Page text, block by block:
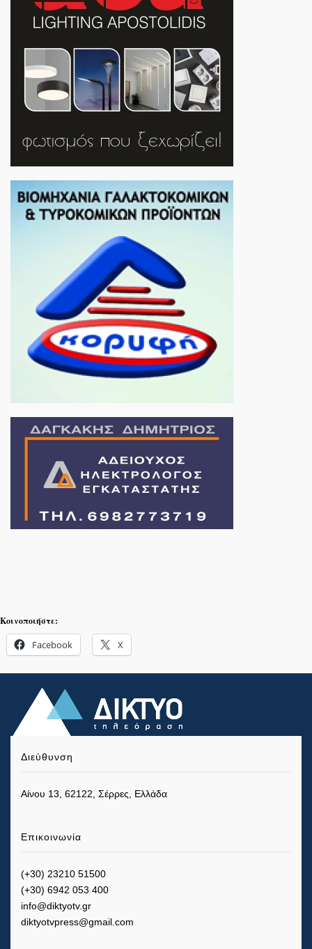
Κοινοποιήστε:
Facebook X
Διεύθυνση
Αίνου 13, 62122, Σέρρες, Ελλάδα
Επικοινωνία
(+30) 23210 51500
(+30) 6942 053 400
info@diktyotv.gr
diktyotvpress@gmail.com